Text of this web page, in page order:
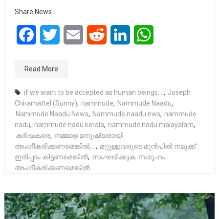
Share News
FacebookTwitter Email Reddit LinkedIn
Read More
if we want to be accepted as human beings…., Joseph
Chiramattel (Sunny), nammude, Nammude Naadu,
Nammude Naadu News, Nammude naadu nws, nammude
nadu, nammude nadu kerala, nammude nadu malayalam,
കർഷകരെ, നമ്മളെ മനുഷ്യരായി
അംഗീകരിക്കണമെങ്കിൽ...., മറ്റുള്ളവരുടെ മുൻപിൽ നമുക്ക്
ഇരിപ്പടം കിട്ടണമെങ്കിൽ, സംഘടിക്കുക. സമൂഹം
അംഗീകരിക്കണമെങ്കിൽ